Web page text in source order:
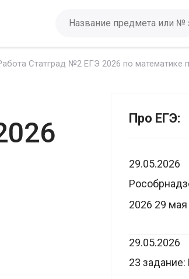
Статград №2 ЕГЭ 2026 по математике
Про ЕГЭ:
29.05.2026
2026 29 мая
29.05.2026
23